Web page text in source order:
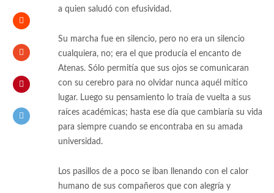
a quien saludó con efusividad.
Su marcha fue en silencio, pero no era un silencio
cualquiera, no; era el que producía el encanto de
Atenas. Sólo permitía que sus ojos se comunicaran
con su cerebro para no olvidar nunca aquél mítico
lugar. Luego su pensamiento lo traía de vuelta a sus
raíces académicas; hasta ese día que cambiaría su vida
para siempre cuando se encontraba en su amada
universidad.
Los pasillos de a poco se iban llenando con el calor
humano de sus compañeros que con alegría y